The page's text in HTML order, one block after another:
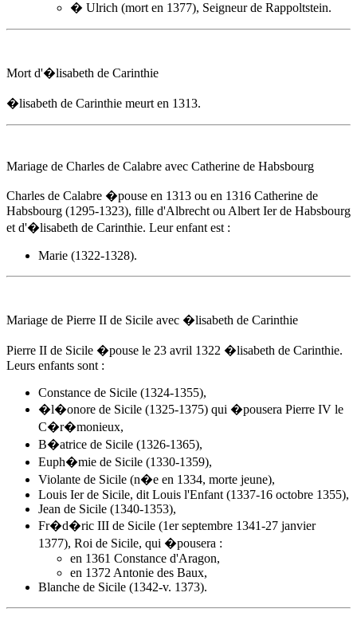
� Ulrich (mort en 1377), Seigneur de Rappoltstein.
Mort d'�lisabeth de Carinthie
�lisabeth de Carinthie meurt en 1313.
Mariage de Charles de Calabre avec Catherine de Habsbourg
Charles de Calabre �pouse en 1313 ou en 1316 Catherine de
Habsbourg (1295-1323), fille d'Albrecht ou Albert Ier de Habsbourg
et d'�lisabeth de Carinthie. Leur enfant est :
Marie (1322-1328).
Mariage de Pierre II de Sicile avec �lisabeth de Carinthie
Pierre II de Sicile �pouse le 23 avril 1322 �lisabeth de Carinthie.
Leurs enfants sont :
Constance de Sicile (1324-1355),
�l�onore de Sicile (1325-1375) qui �pousera Pierre IV le
C�r�monieux,
B�atrice de Sicile (1326-1365),
Euph�mie de Sicile (1330-1359),
Violante de Sicile (n�e en 1334, morte jeune),
Louis Ier de Sicile, dit Louis l'Enfant (1337-16 octobre 1355),
Jean de Sicile (1340-1353),
Fr�d�ric III de Sicile (1er septembre 1341-27 janvier
1377), Roi de Sicile, qui �pousera :
en 1361 Constance d'Aragon,
en 1372 Antonie des Baux,
Blanche de Sicile (1342-v. 1373).